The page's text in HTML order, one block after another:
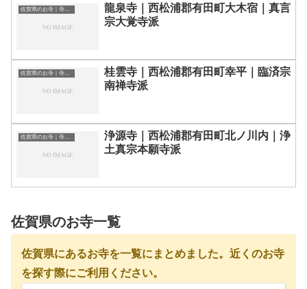
佐賀県のお寺｜寺院一覧
龍泉寺｜西松浦郡有田町大木宿｜真言
宗大覚寺派
佐賀県のお寺｜寺院一覧
桂雲寺｜西松浦郡有田町幸平｜臨済宗
南禅寺派
佐賀県のお寺｜寺院一覧
浄源寺｜西松浦郡有田町北ノ川内｜浄
土真宗本願寺派
佐賀県のお寺一覧
佐賀県にあるお寺を一覧にまとめました。近くのお寺
を探す際にご利用ください。